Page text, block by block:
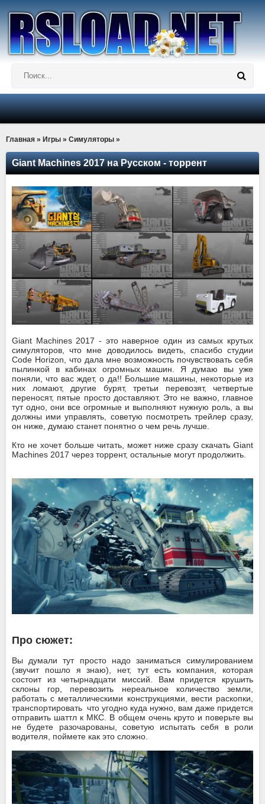
Главная » Игры » Симуляторы »
Giant Machines 2017 на Русском - торрент
Giant Machines 2017 - это наверное один из самых крутых
симуляторов, что мне доводилось видеть, спасибо студии
Code Horizon, что дала мне возможность почувствовать себя
пылинкой в кабинах огромных машин. Я думаю вы уже
поняли, что вас ждет, о да!! Большие машины, некоторые из
них ломают, другие бурят, третьи перевозят, четвертые
переносят, пятые просто доставляют. Это не важно, главное
тут одно, они все огромные и выполняют нужную роль, а вы
должны ими управлять, советую посмотреть трейлер сразу,
он ниже, думаю станет понятно о чем речь лучше.
Кто не хочет больше читать, может ниже сразу скачать Giant
Machines 2017 через торрент, остальные могут продолжить.
Про сюжет:
Вы думали тут просто надо заниматься симулированием
(звучит пошло я знаю), нет, тут есть компания, которая
состоит из четырнадцати миссий. Вам придется крушить
склоны гор, перевозить нереальное количество земли,
работать с металлическими конструкциями, вести раскопки,
транспортировать что угодно куда нужно, вам даже придется
отправить шаттл к МКС. В общем очень круто и поверьте вы
не будете разочарованы, советую испытать себя в роли
водителя, поймете как это сложно.